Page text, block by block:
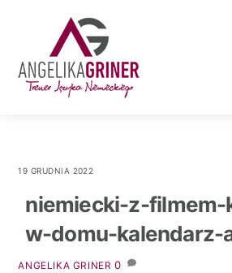
19 GRUDNIA 2022
niemiecki-z-filmem-
w-domu-kalendarz-
ANGELIKA GRINER 0